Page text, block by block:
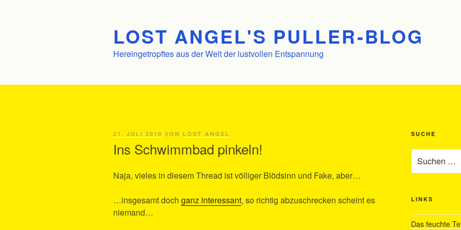
LOST ANGEL'S PULLER-BLOG
Hereingetropftes aus der Welt der lustvollen Entspannung
VERÖFFENTLICHT
21. JULI 2010 VON LOST ANGEL
Ins Schwimmbad pinkeln!
Naja, vieles in diesem Thread ist völliger Blödsinn und Fake, aber…
…insgesamt doch ganz interessant, so richtig abzuschrecken scheint es
niemand…
SUCHE
nach:
LINKS
Das feuchte